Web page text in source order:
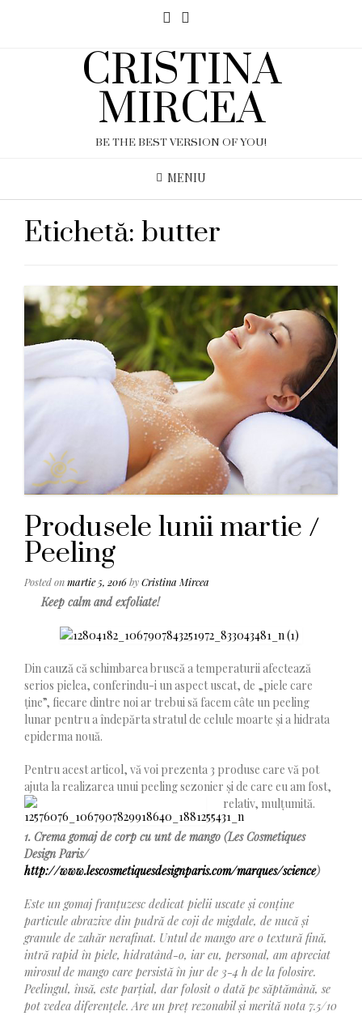
CRISTINA
MIRCEA
BE THE BEST VERSION OF YOU!
MENIU
Etichetă: butter
Produsele lunii martie /
Peeling
Posted onmartie 5, 2016byCristina Mircea
Keep calm and exfoliate!
Din cauză că schimbarea bruscă a temperaturii afectează
serios pielea, conferindu-i un aspect uscat, de „piele care
ține”, fiecare dintre noi ar trebui să facem câte un peeling
lunar pentru a îndepărta stratul de celule moarte și a hidrata
epiderma nouă.
Pentru acest articol, vă voi prezenta 3 produse care vă pot
ajuta la realizarea unui peeling sezonier și de care eu am fost,
relativ, mulțumită.
1. Crema gomaj de corp cu unt de mango (Les Cosmetiques
Design Paris/
http://www.lescosmetiquesdesignparis.com/marques/science)
Este un gomaj franțuzesc dedicat pielii uscate și conține
particule abrazive din pudră de coji de migdale, de nucă și
granule de zahăr nerafinat. Untul de mango are o textură fină,
intră rapid în piele, hidratând-o, iar eu, personal, am apreciat
mirosul de mango care persistă în jur de 3-4 h de la folosire.
Peelingul, însă, este parțial, dar folosit o dată pe săptămână, se
pot vedea diferențele. Are un preț rezonabil și merită nota 7.5/10